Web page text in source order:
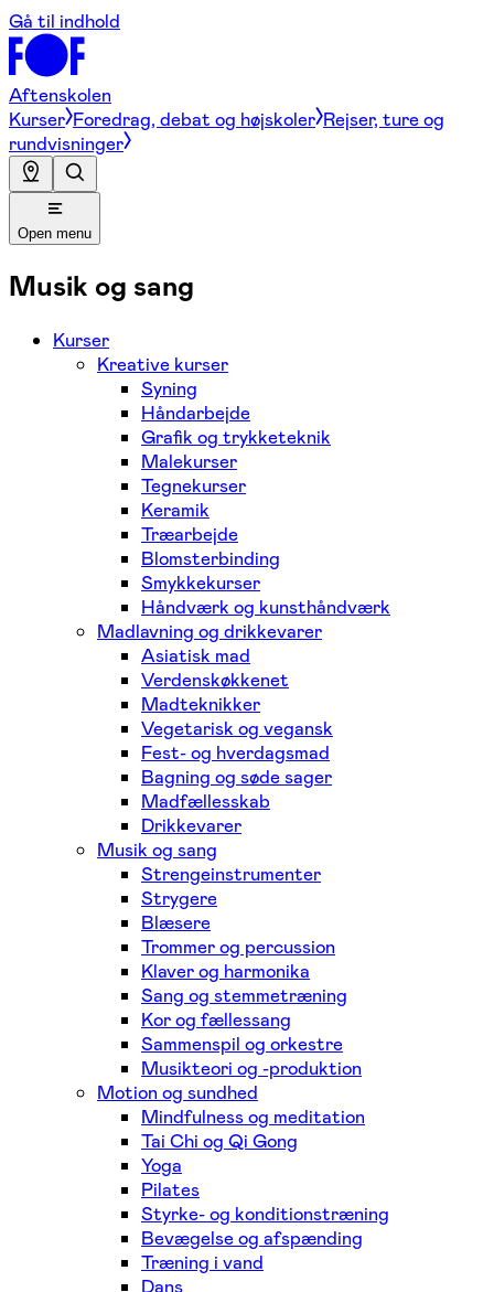
Gå til indhold
Aftenskolen
Kurser Foredrag, debat og højskoler Rejser, ture og
rundvisninger
Open menu
Musik og sang
Kurser
Kreative kurser
Syning
Håndarbejde
Grafik og trykketeknik
Malekurser
Tegnekurser
Keramik
Træarbejde
Blomsterbinding
Smykkekurser
Håndværk og kunsthåndværk
Madlavning og drikkevarer
Asiatisk mad
Verdenskøkkenet
Madteknikker
Vegetarisk og vegansk
Fest- og hverdagsmad
Bagning og søde sager
Madfællesskab
Drikkevarer
Musik og sang
Strengeinstrumenter
Strygere
Blæsere
Trommer og percussion
Klaver og harmonika
Sang og stemmetræning
Kor og fællessang
Sammenspil og orkestre
Musikteori og -produktion
Motion og sundhed
Mindfulness og meditation
Tai Chi og Qi Gong
Yoga
Pilates
Styrke- og konditionstræning
Bevægelse og afspænding
Træning i vand
Dans